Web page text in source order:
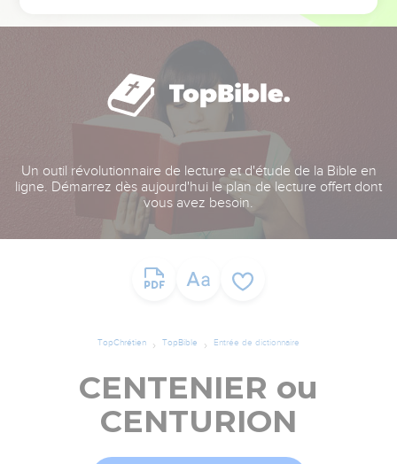
Un outil révolutionnaire de lecture et d'étude de la Bible en
ligne. Démarrez dès aujourd'hui le plan de lecture offert dont
vous avez besoin.
TopChrétien TopBible Entrée de dictionnaire
CENTENIER ou
CENTURION